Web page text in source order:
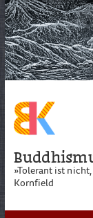
Skip
to
content
»Tolerant ist
Kornfield